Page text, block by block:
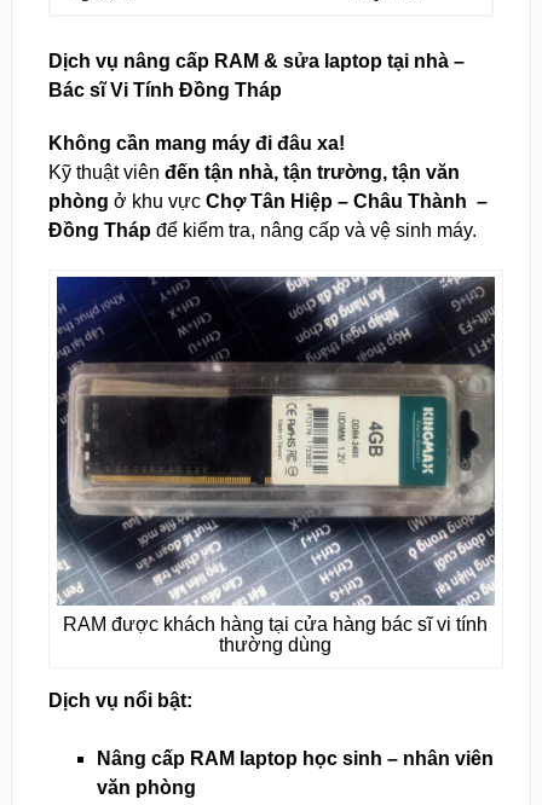
Dịch vụ nâng cấp RAM & sửa laptop tại nhà –
Bác sĩ Vi Tính Đồng Tháp
Không cần mang máy đi đâu xa!
Kỹ thuật viên đến tận nhà, tận trường, tận văn
phòng ở khu vực Chợ Tân Hiệp – Châu Thành –
Đồng Thápđể kiểm tra, nâng cấp và vệ sinh máy.
RAM được khách hàng tại cửa hàng bác sĩ vi tính
thường dùng
Dịch vụ nổi bật:
Nâng cấp RAM laptop học sinh – nhân viên
văn phòng